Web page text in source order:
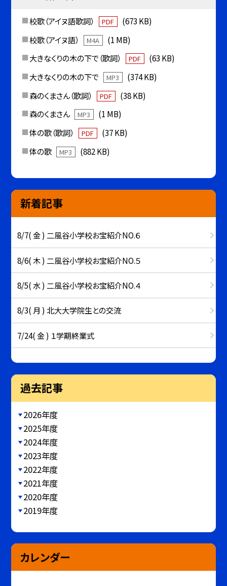
校歌（アイヌ語歌詞） PDF
(673 KB)
校歌（アイヌ語）
M4A
(1 MB)
大きなくりの木の下で（歌詞）
PDF
(63 KB)
大きなくりの木の下で
MP3
(374 KB)
森のくまさん（歌詞）
PDF
(38 KB)
森のくまさん
MP3
(1 MB)
体の歌（歌詞）
PDF
(37 KB)
体の歌
MP3 (882 KB)
新着記事
8/7( 金 ) 二風谷小学校お宝紹介NO.６
8/6( 木 ) 二風谷小学校お宝紹介NO.５
8/5( 水 ) 二風谷小学校お宝紹介NO.４
8/3( 月 ) 北大大学院生との交流
7/24( 金 ) １学期終業式
過去記事
2026年度
2025年度
2024年度
2023年度
2022年度
2021年度
2020年度
2019年度
カレンダー